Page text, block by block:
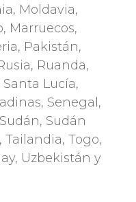
Moldavia,
Marruecos,
Pakistán,
Ruanda,
Lucía,
Senegal,
Sudán
Tailandia, Togo,
Uzbekistán y